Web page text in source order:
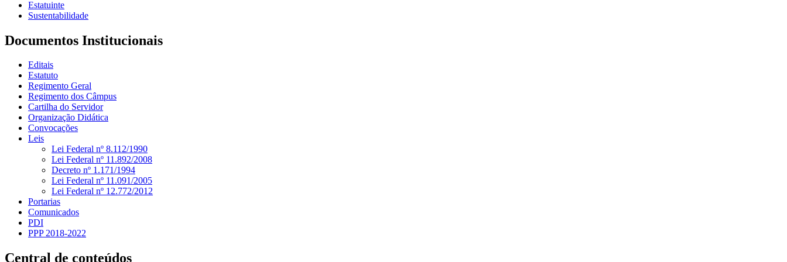
Estatuinte
Sustentabilidade
Documentos Institucionais
Editais
Estatuto
Regimento Geral
Regimento dos Câmpus
Cartilha do Servidor
Organização Didática
Convocações
Leis
Lei Federal nº 8.112/1990
Lei Federal nº 11.892/2008
Decreto nº 1.171/1994
Lei Federal nº 11.091/2005
Lei Federal nº 12.772/2012
Portarias
Comunicados
PDI
PPP 2018-2022
Central de conteúdos